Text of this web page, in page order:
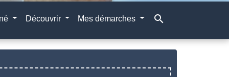
Découvrir Mes démarches search